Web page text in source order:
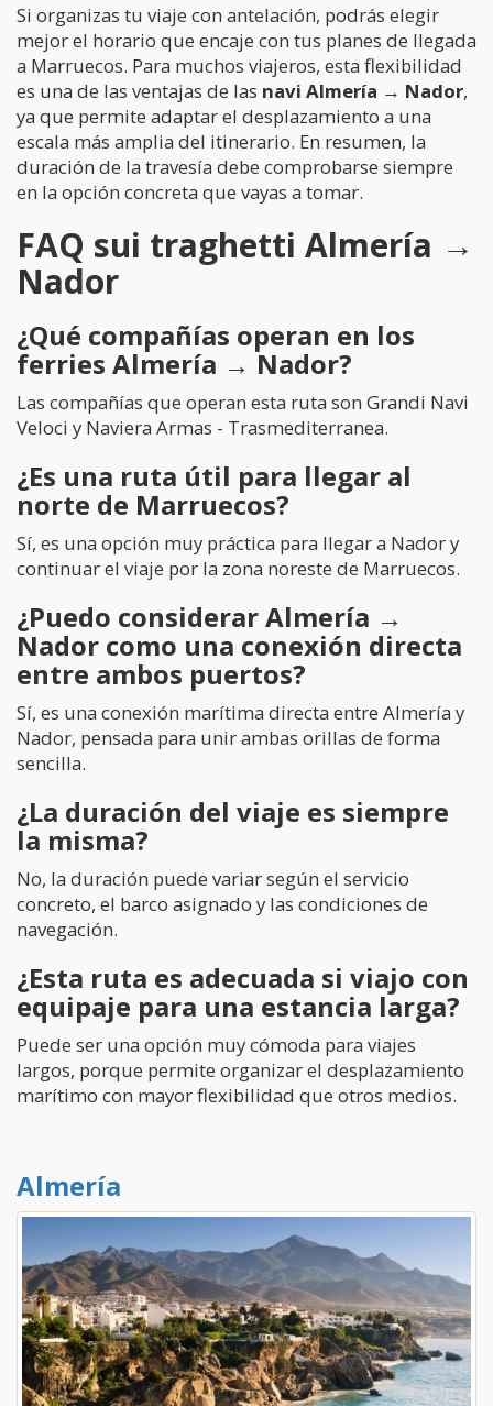
Si organizas tu viaje con antelación, podrás elegir
mejor el horario que encaje con tus planes de llegada
a Marruecos. Para muchos viajeros, esta flexibilidad
es una de las ventajas de las navi Almería → Nador,
ya que permite adaptar el desplazamiento a una
escala más amplia del itinerario. En resumen, la
duración de la travesía debe comprobarse siempre
en la opción concreta que vayas a tomar.
FAQ sui traghetti Almería →
Nador
¿Qué compañías operan en los
ferries Almería → Nador?
Las compañías que operan esta ruta son Grandi Navi
Veloci y Naviera Armas - Trasmediterranea.
¿Es una ruta útil para llegar al
norte de Marruecos?
Sí, es una opción muy práctica para llegar a Nador y
continuar el viaje por la zona noreste de Marruecos.
¿Puedo considerar Almería →
Nador como una conexión directa
entre ambos puertos?
Sí, es una conexión marítima directa entre Almería y
Nador, pensada para unir ambas orillas de forma
sencilla.
¿La duración del viaje es siempre
la misma?
No, la duración puede variar según el servicio
concreto, el barco asignado y las condiciones de
navegación.
¿Esta ruta es adecuada si viajo con
equipaje para una estancia larga?
Puede ser una opción muy cómoda para viajes
largos, porque permite organizar el desplazamiento
marítimo con mayor flexibilidad que otros medios.
Almería